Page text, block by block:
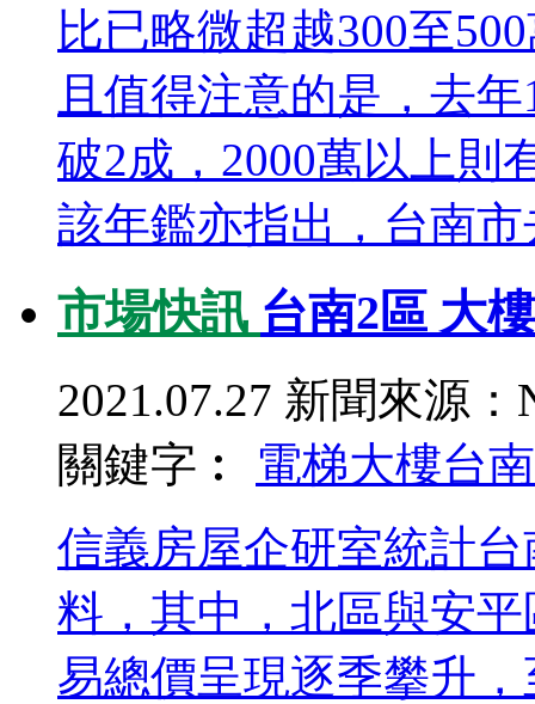
比已略微超越300至
且值得注意的是，去
破2成，2000萬以上則
該年鑑亦指出，台南
市場快訊 台南2區 大
2021.07.27 新聞來源：
關鍵字︰ 電梯大樓台南
信義房屋企研室統計
料，其中，北區與安
易總價呈現逐季攀升